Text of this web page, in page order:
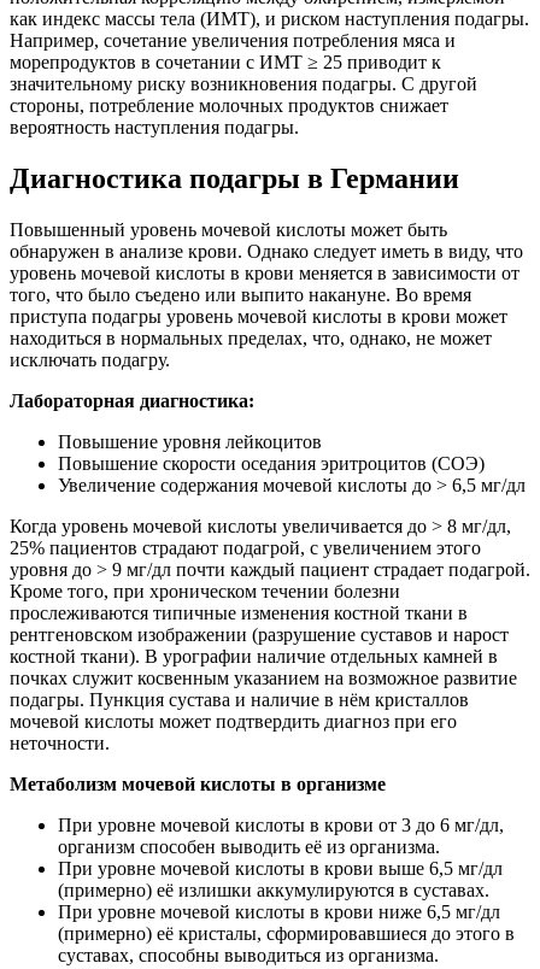
как индекс массы тела (ИМТ), и риском наступления подагры.
Например, сочетание увеличения потребления мяса и
морепродуктов в сочетании с ИМТ ≥ 25 приводит к
значительному риску возникновения подагры. С другой
стороны, потребление молочных продуктов снижает
вероятность наступления подагры.
Диагностика подагры в Германии
Повышенный уровень мочевой кислоты может быть
обнаружен в анализе крови. Однако следует иметь в виду, что
уровень мочевой кислоты в крови меняется в зависимости от
того, что было съедено или выпито накануне. Во время
приступа подагры уровень мочевой кислоты в крови может
находиться в нормальных пределах, что, однако, не может
исключать подагру.
Лабораторная диагностика:
Повышение уровня лейкоцитов
Повышение скорости оседания эритроцитов (СОЭ)
Увеличение содержания мочевой кислоты до > 6,5 мг/дл
Когда уровень мочевой кислоты увеличивается до > 8 мг/дл,
25% пациентов страдают подагрой, с увеличением этого
уровня до > 9 мг/дл почти каждый пациент страдает подагрой.
Кроме того, при хроническом течении болезни
прослеживаются типичные изменения костной ткани в
рентгеновском изображении (разрушение суставов и нарост
костной ткани). В урографии наличие отдельных камней в
почках служит косвенным указанием на возможное развитие
подагры. Пункция сустава и наличие в нём кристаллов
мочевой кислоты может подтвердить диагноз при его
неточности.
Метаболизм мочевой кислоты в организме
При уровне мочевой кислоты в крови от 3 до 6 мг/дл,
организм способен выводить её из организма.
При уровне мочевой кислоты в крови выше 6,5 мг/дл
(примерно) её излишки аккумулируются в суставах.
При уровне мочевой кислоты в крови ниже 6,5 мг/дл
(примерно) её кристалы, сформировавшиеся до этого в
суставах, способны выводиться из организма.